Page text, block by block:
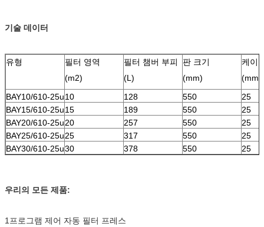
기술 데이터
유형
필터 영역
(m2)
필터 챔버 부피
(L)
판 크기
(mm)
케이
(mm)
BAY10/610-25u10 128 550
25
BAY15/610-25u15 189 550
25
BAY20/610-25u20 257 550
25
BAY25/610-25u25 317 550
25
BAY30/610-25u30 378 550 25
우리의 모든 제품:
1프로그램 제어 자동 필터 프레스